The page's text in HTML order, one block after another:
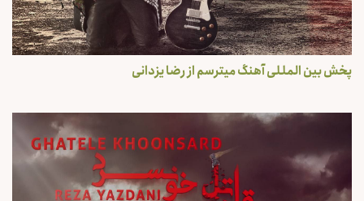
پخش بین المللی آهنگ میترسم از رضا یزدانی